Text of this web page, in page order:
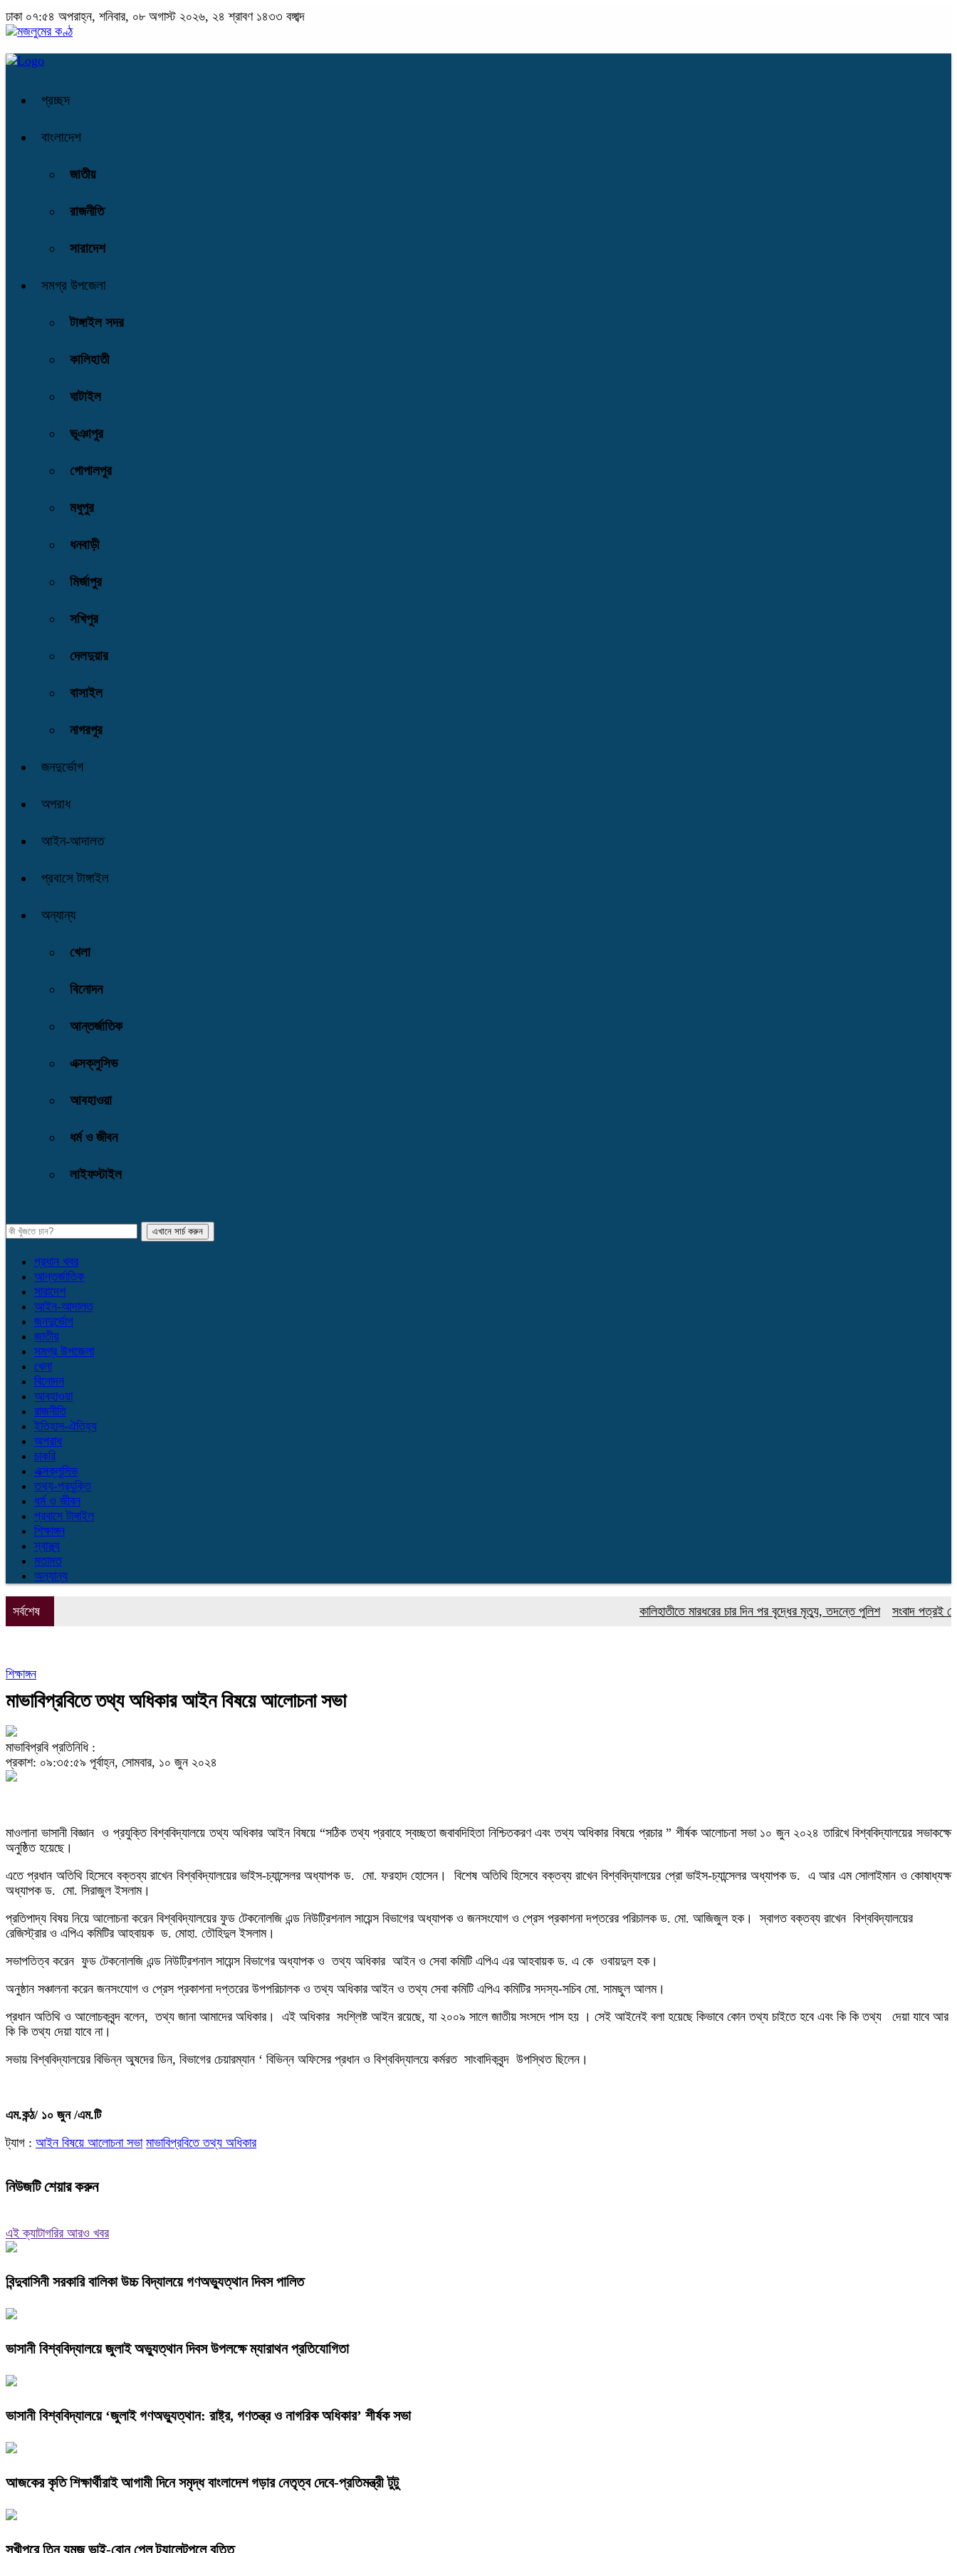
ঢাকা ০৭:৫৪ অপরাহ্ন, শনিবার, ০৮ অগাস্ট ২০২৬, ২৪ শ্রাবণ ১৪৩৩ বঙ্গাব্দ
প্রচ্ছদ
বাংলাদেশ
জাতীয়
রাজনীতি
সারাদেশ
সমগ্র উপজেলা
টাঙ্গাইল সদর
কালিহাতী
ঘাটাইল
ভূঞাপুর
গোপালপুর
মধুপুর
ধনবাড়ী
মির্জাপুর
সখিপুর
দেলদুয়ার
বাসাইল
নাগরপুর
জনদুর্ভোগ
অপরাধ
আইন-আদালত
প্রবাসে টাঙ্গাইল
অন্যান্য
খেলা
বিনোদন
আন্তর্জাতিক
এক্সক্লুসিভ
আবহাওয়া
ধর্ম ও জীবন
লাইফস্টাইল
প্রধান খবর
আন্তর্জাতিক
সারাদেশ
আইন-আদালত
জনদুর্ভোগ
জাতীয়
সমগ্র উপজেলা
খেলা
বিনোদন
আবহাওয়া
রাজনীতি
ইতিহাস-ঐতিহ্য
অপরাধ
চাকরি
এক্সক্লুসিভ
তথ্য-প্রযুক্তি
ধর্ম ও জীবন
প্রবাসে টাঙ্গাইল
শিক্ষাঙ্গন
স্বাস্থ্য
মতামত
অন্যান্য
সর্বশেষ কালিহাতীতে মারধরের চার দিন পর বৃদ্ধের মৃত্যু, তদন্তে পুলিশ সংবাদ পত্রই যে কোন
শিক্ষাঙ্গন
মাভাবিপ্রবিতে তথ্য অধিকার আইন বিষয়ে আলোচনা সভা
মাভাবিপ্রবি প্রতিনিধি :
প্রকাশ: ০৯:৩৫:৫৯ পূর্বাহ্ন, সোমবার, ১০ জুন ২০২৪
মাওলানা ভাসানী বিজ্ঞান ও প্রযুক্তি বিশ্ববিদ্যালয়ে তথ্য অধিকার আইন বিষয়ে “সঠিক তথ্য প্রবাহে স্বচ্ছতা জবাবদিহিতা নিশ্চিতকরণ এবং তথ্য অধিকার বিষয়ে প্রচার ” শীর্ষক আলোচনা সভা ১০ জুন ২০২৪ তারিখে বিশ্ববিদ্যালয়ের সভাকক্ষে
অনুষ্ঠিত হয়েছে।
এতে প্রধান অতিথি হিসেবে বক্তব্য রাখেন বিশ্ববিদ্যালয়ের ভাইস-চ্যান্সেলর অধ্যাপক ড. মো. ফরহাদ হোসেন। বিশেষ অতিথি হিসেবে বক্তব্য রাখেন বিশ্ববিদ্যালয়ের প্রো ভাইস-চ্যান্সেলর অধ্যাপক ড. এ আর এম সোলাইমান ও কোষাধ্যক্ষ
অধ্যাপক ড. মো. সিরাজুল ইসলাম।
প্রতিপাদ্য বিষয় নিয়ে আলোচনা করেন বিশ্ববিদ্যালয়ের ফুড টেকনোলজি এন্ড নিউট্রিশনাল সায়েন্স বিভাগের অধ্যাপক ও জনসংযোগ ও প্রেস প্রকাশনা দপ্তরের পরিচালক ড. মো. আজিজুল হক। স্বাগত বক্তব্য রাখেন বিশ্ববিদ্যালয়ের
রেজিস্ট্রার ও এপিএ কমিটির আহবায়ক ড. মোহা. তৌহিদুল ইসলাম।
সভাপতিত্ব করেন ফুড টেকনোলজি এন্ড নিউট্রিশনাল সায়েন্স বিভাগের অধ্যাপক ও তথ্য অধিকার আইন ও সেবা কমিটি এপিএ এর আহবায়ক ড. এ কে ওবায়দুল হক।
অনুষ্ঠান সঞ্চালনা করেন জনসংযোগ ও প্রেস প্রকাশনা দপ্তরের উপপরিচালক ও তথ্য অধিকার আইন ও তথ্য সেবা কমিটি এপিএ কমিটির সদস্য-সচিব মো. সামছুল আলম।
প্রধান অতিথি ও আলোচকবৃন্দ বলেন, তথ্য জানা আমাদের অধিকার। এই অধিকার সংশ্লিষ্ট আইন রয়েছে, যা ২০০৯ সালে জাতীয় সংসদে পাস হয় । সেই আইনেই বলা হয়েছে কিভাবে কোন তথ্য চাইতে হবে এবং কি কি তথ্য দেয়া যাবে আর
কি কি তথ্য দেয়া যাবে না।
সভায় বিশ্ববিদ্যালয়ের বিভিন্ন অুষদের ডিন, বিভাগের চেয়ারম্যান ‘ বিভিন্ন অফিসের প্রধান ও বিশ্ববিদ্যালয়ে কর্মরত সাংবাদিকবৃন্দ উপস্থিত ছিলেন।
এম.কন্ঠ/ ১০ জুন /এম.টি
ট্যাগ : আইন বিষয়ে আলোচনা সভা মাভাবিপ্রবিতে তথ্য অধিকার
নিউজটি শেয়ার করুন
এই ক্যাটাগরির আরও খবর
বিন্দুবাসিনী সরকারি বালিকা উচ্চ বিদ্যালয়ে গণঅভ্যুত্থান দিবস পালিত
ভাসানী বিশ্ববিদ্যালয়ে জুলাই অভ্যুত্থান দিবস উপলক্ষে ম্যারাথন প্রতিযোগিতা
ভাসানী বিশ্ববিদ্যালয়ে ‘জুলাই গণঅভ্যুত্থান: রাষ্ট্র, গণতন্ত্র ও নাগরিক অধিকার’ শীর্ষক সভা
আজকের কৃতি শিক্ষার্থীরাই আগামী দিনে সমৃদ্ধ বাংলাদেশ গড়ার নেতৃত্ব দেবে-প্রতিমন্ত্রী টুটু
সখীপুরে তিন যমজ ভাই-বোন পেল ট্যালেন্টপুলে বৃত্তি